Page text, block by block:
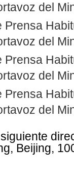
del
Prensa
del
Prensa
del
Prensa
del
Beijing,